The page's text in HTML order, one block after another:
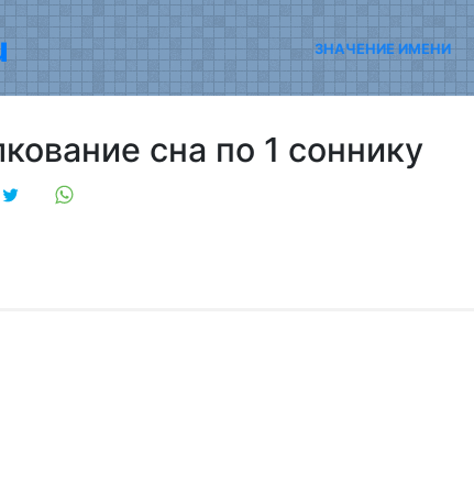
ЗНАЧЕНИЕ ИМЕНИ
сна по 1 соннику